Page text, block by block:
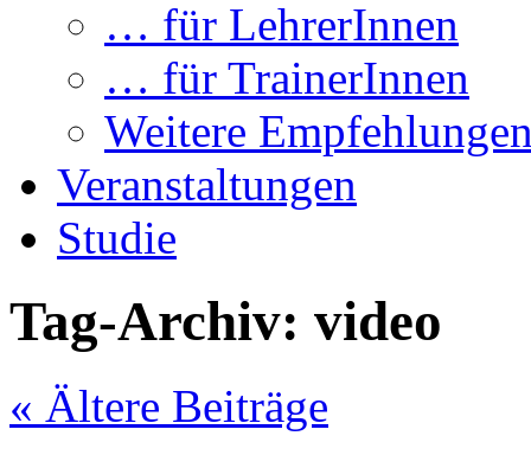
… für LehrerInnen
… für TrainerInnen
Weitere
Veranstaltungen
Studie
Tag-Archiv: video
« Ältere Beiträge